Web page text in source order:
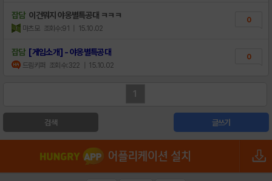
잡담 이건뭐지 야옹별특공대 ㅋㅋㅋ
마츠모 조회수:91 | 15.10.02
0
잡담 [게임소개] - 야옹별특공대
드림키퍼 조회수:322 | 15.10.02
0
1
검색 글쓰기